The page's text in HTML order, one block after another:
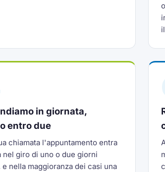
in giornata,
entro due
chiamata l'appuntamento entra
nel giro di uno o due giorni
e nella maggioranza dei casi una